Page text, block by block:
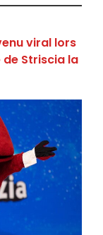
viral lors
Striscia la